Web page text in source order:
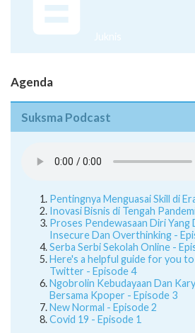
Juknis
Agenda
Suksma Podcast
Pentingnya Menguasai Skill di
Inovasi Bisnis di Tengah
Proses Pendewasaan Diri Yang
Insecure Dan Overthinking -
Serba Serbi Sekolah Online -
Here's a helpful guide for you
Twitter - Episode 4
Ngobrolin Kebudayaan Dan
Bersama Kpoper - Episode 3
New Normal - Episode 2
Covid 19 - Episode 1